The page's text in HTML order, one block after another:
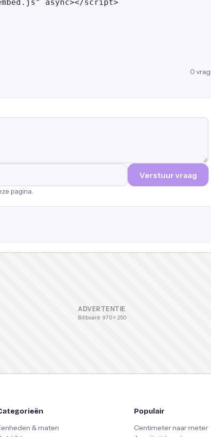
async></script>
0
Verstuur vraag
pagina.
ADVERTENTIE
Billboard · 970 × 250
& maten
Populair
Centimeter naar meter